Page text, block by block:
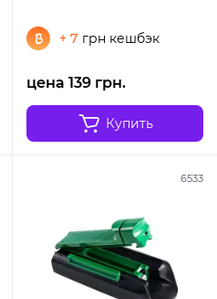
+ 7 грн кешбэк
цена 139 грн.
Купить
6533